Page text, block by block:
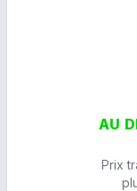
AU
Prix